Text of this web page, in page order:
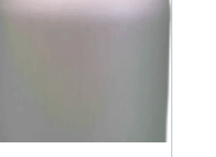
stabil, säker och jämn